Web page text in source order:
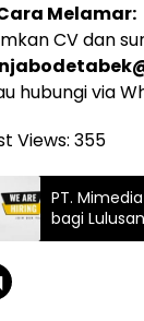
Melamar:
CV dan
hubungi via
Views: 355
PT.
bagi